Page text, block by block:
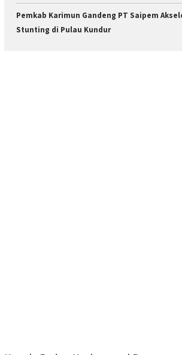
Pemkab Karimun Gandeng PT Saipem
Stunting di Pulau Kundur